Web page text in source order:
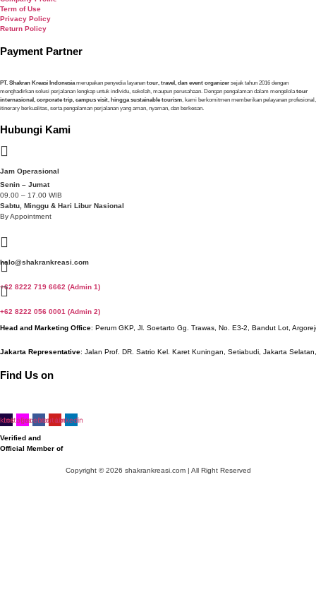
Term of Use
Privacy Policy
Return Policy
Payment Partner
PT. Shakran Kreasi Indonesiamerupakan penyedia layanan tour, travel, dan event organizer sejak tahun 2016 dengan
menghadirkan solusi perjalanan lengkap untuk individu, sekolah, maupun perusahaan. Dengan pengalaman dalam mengelolatour
internasional, corporate trip, campus visit, hingga sustainable tourism, kami berkomitmen memberikan pelayanan profesional,
itinerary berkualitas, serta pengalaman perjalanan yang aman, nyaman, dan berkesan.
Hubungi Kami
Jam Operasional
Senin – Jumat
09.00 – 17.00 WIB
Sabtu, Minggu & Hari Libur Nasional
By Appointment
halo@shakrankreasi.com
+62 8222 719 6662 (Admin 1)
+62 8222 056 0001 (Admin 2)
Head and Marketing Office: Perum GKP, Jl. Soetarto Gg. Trawas, No. E3-2, Bandut Lot,
Jakarta Representative: Jalan Prof. DR. Satrio Kel. Karet Kuningan, Setiabudi, Jakarta
Find Us on
InstagramFacebookYoutubeLinkedin
Verified and
Official Member of
Copyright © 2026 shakrankreasi.com | All Right Reserved